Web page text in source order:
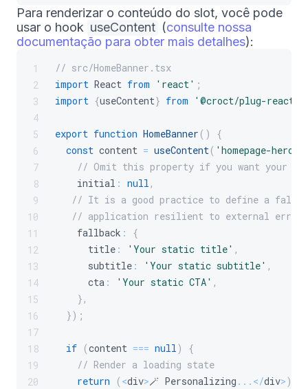
Para renderizar o conteúdo do slot, você pode
usar o hook useContent (consulte nossa
documentação para obter mais detalhes):
1
2
3
4
5
6
7
8
9
10
11
12
13
14
15
16
17
18
19
20
// src/HomeBanner.tsx
import React from 'react' ;
import {useContent} from '@croct/plug-react'
export function HomeBanner ( )
{
const content = useContent ( 'homepage-hero'
// Omit this property if you want your
    initial
: null ,
// It is a good practice to define a
// application resilient to external
    fallback
:
{
      title
: 'Your static title' ,
      subtitle
: 'Your static subtitle' ,
      cta
: 'Your static CTA' ,
} ,
}) ;
if (content === null )
{
// Render a loading state
return
( <div>🪄 Personalizing ... </div>)